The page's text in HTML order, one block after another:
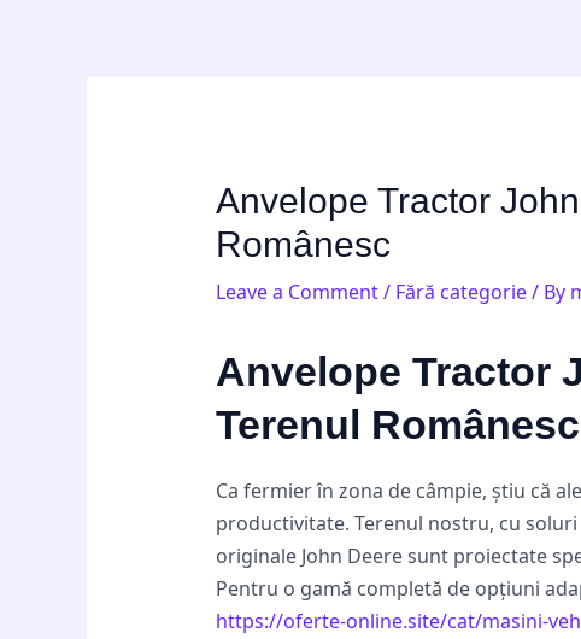
Anvelope Tractor
Românesc
Leave a Comment/ Fără categorie/ By
Anvelope Tractor
Terenul Românesc
Ca fermier în zona de câmpie, știu că
productivitate. Terenul nostru, cu
originale John Deere sunt proiectate
Pentru o gamă completă de opțiuni
https://oferte-online.site/cat/masini-